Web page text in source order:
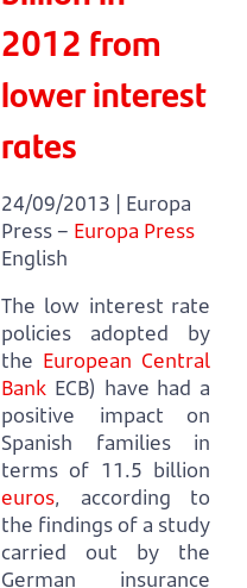
2012 from
lower interest
rates
24/09/2013 | Europa
Press – Europa Press
English
The low interest rate
policies adopted by
the European Central
Bank ECB) have had a
positive impact on
Spanish families in
terms of 11.5 billion
euros,
according to
the findings of a study
carried out by the
German insurance